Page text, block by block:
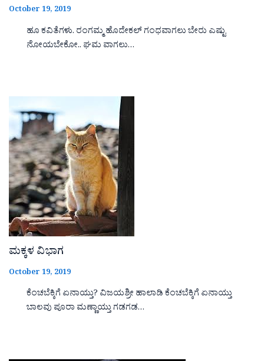
October 19, 2019
ಹೂ ಕವಿತೆಗಳು. ರಂಗಮ್ಮ ಹೊದೇಕಲ್ ಗಂಧವಾಗಲು ಬೇರು ಎಷ್ಟು
ನೋಯಬೇಕೋ.. ಘಮ ವಾಗಲು…
ಮಕ್ಕಳ ವಿಭಾಗ
October 19, 2019
ಕೆಂಚಬೆಕ್ಕಿಗೆ ಏನಾಯ್ತು? ವಿಜಯಶ್ರೀ ಹಾಲಾಡಿ ಕೆಂಚಬೆಕ್ಕಿಗೆ ಏನಾಯ್ತು
ಬಾಲವು ಪೂರಾ ಮಣ್ಣಾಯ್ತು ಗಡಗಡ…